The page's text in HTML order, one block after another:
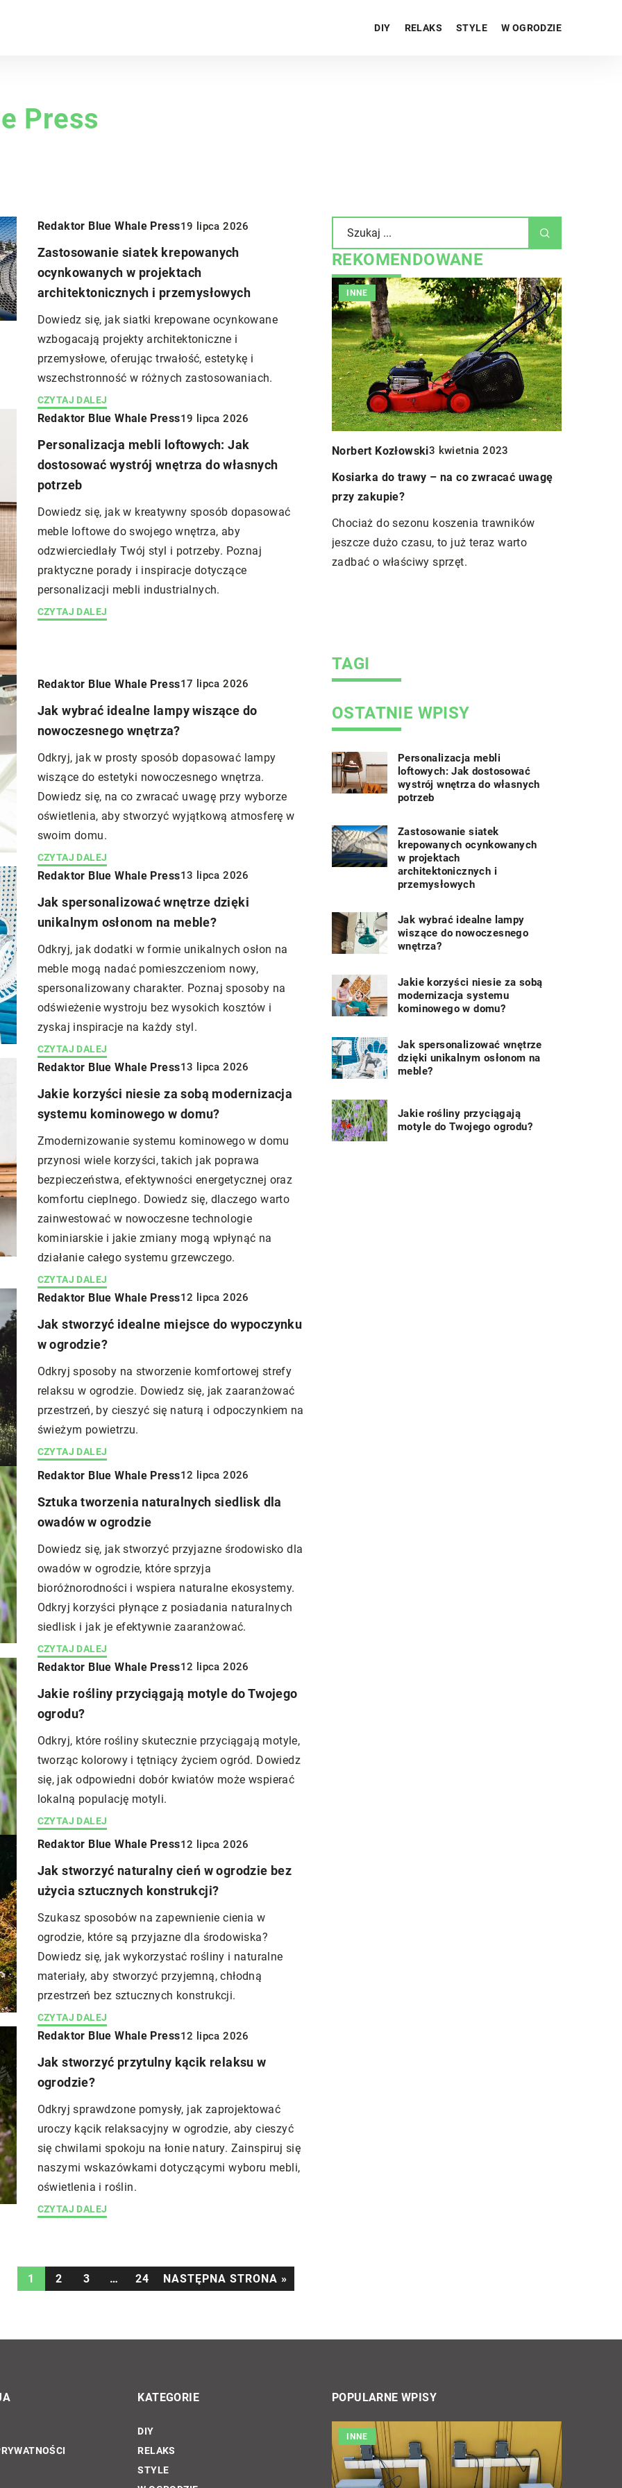
DIY RELAKS STYLE W OGRODZIE
Press
Redaktor Blue Whale Press19 lipca 2026
Zastosowanie siatek krepowanych
ocynkowanych w projektach
architektonicznych i przemysłowych
Dowiedz się, jak siatki krepowane ocynkowane
wzbogacają projekty architektoniczne i
przemysłowe, oferując trwałość, estetykę i
wszechstronność w różnych zastosowaniach.
CZYTAJ DALEJ
Redaktor Blue Whale Press19 lipca 2026
Personalizacja mebli loftowych: Jak
dostosować wystrój wnętrza do własnych
potrzeb
Dowiedz się, jak w kreatywny sposób dopasować
meble loftowe do swojego wnętrza, aby
odzwierciedlały Twój styl i potrzeby. Poznaj
praktyczne porady i inspiracje dotyczące
personalizacji mebli industrialnych.
CZYTAJ DALEJ
Redaktor Blue Whale Press17 lipca 2026
Jak wybrać idealne lampy wiszące do
nowoczesnego wnętrza?
Odkryj, jak w prosty sposób dopasować lampy
wiszące do estetyki nowoczesnego wnętrza.
Dowiedz się, na co zwracać uwagę przy wyborze
oświetlenia, aby stworzyć wyjątkową atmosferę w
swoim domu.
CZYTAJ DALEJ
Redaktor Blue Whale Press13 lipca 2026
Jak spersonalizować wnętrze dzięki
unikalnym osłonom na meble?
Odkryj, jak dodatki w formie unikalnych osłon na
meble mogą nadać pomieszczeniom nowy,
spersonalizowany charakter. Poznaj sposoby na
odświeżenie wystroju bez wysokich kosztów i
zyskaj inspiracje na każdy styl.
CZYTAJ DALEJ
Redaktor Blue Whale Press13 lipca 2026
Jakie korzyści niesie za sobą modernizacja
systemu kominowego w domu?
Zmodernizowanie systemu kominowego w domu
przynosi wiele korzyści, takich jak poprawa
bezpieczeństwa, efektywności energetycznej oraz
komfortu cieplnego. Dowiedz się, dlaczego warto
zainwestować w nowoczesne technologie
kominiarskie i jakie zmiany mogą wpłynąć na
działanie całego systemu grzewczego.
CZYTAJ DALEJ
Redaktor Blue Whale Press12 lipca 2026
Jak stworzyć idealne miejsce do wypoczynku
w ogrodzie?
Odkryj sposoby na stworzenie komfortowej strefy
relaksu w ogrodzie. Dowiedz się, jak zaaranżować
przestrzeń, by cieszyć się naturą i odpoczynkiem na
świeżym powietrzu.
CZYTAJ DALEJ
Redaktor Blue Whale Press12 lipca 2026
Sztuka tworzenia naturalnych siedlisk dla
owadów w ogrodzie
Dowiedz się, jak stworzyć przyjazne środowisko dla
owadów w ogrodzie, które sprzyja
bioróżnorodności i wspiera naturalne ekosystemy.
Odkryj korzyści płynące z posiadania naturalnych
siedlisk i jak je efektywnie zaaranżować.
CZYTAJ DALEJ
Redaktor Blue Whale Press12 lipca 2026
Jakie rośliny przyciągają motyle do Twojego
ogrodu?
Odkryj, które rośliny skutecznie przyciągają motyle,
tworząc kolorowy i tętniący życiem ogród. Dowiedz
się, jak odpowiedni dobór kwiatów może wspierać
lokalną populację motyli.
CZYTAJ DALEJ
Redaktor Blue Whale Press12 lipca 2026
Jak stworzyć naturalny cień w ogrodzie bez
użycia sztucznych konstrukcji?
Szukasz sposobów na zapewnienie cienia w
ogrodzie, które są przyjazne dla środowiska?
Dowiedz się, jak wykorzystać rośliny i naturalne
materiały, aby stworzyć przyjemną, chłodną
przestrzeń bez sztucznych konstrukcji.
CZYTAJ DALEJ
Redaktor Blue Whale Press12 lipca 2026
Jak stworzyć przytulny kącik relaksu w
ogrodzie?
Odkryj sprawdzone pomysły, jak zaprojektować
uroczy kącik relaksacyjny w ogrodzie, aby cieszyć
się chwilami spokoju na łonie natury. Zainspiruj się
naszymi wskazówkami dotyczącymi wyboru mebli,
oświetlenia i roślin.
CZYTAJ DALEJ
REKOMENDOWANE
2023
do ochłody
ogrodzie?
miejsca
ogrodzie może
Dowiedz
bezpieczne
pupila na
DIY
Jadwiga Wiśniewska 19 lutego 2024
czyszczenia podłóg bez użycia środków
chemicznych
Zapraszamy do lektury poradniku ekspertów
na temat efektywnego czyszczenia podłóg
Dowiedz się, jak utrzymać podłogę czystą i
INNE
Norbert Kozłowski3 kwietnia 2023
Kosiarka do trawy – na co zwracać uwagę
przy zakupie?
Chociaż do sezonu koszenia trawników
jeszcze dużo czasu, to już teraz warto
zadbać o właściwy sprzęt.
TAGI
OSTATNIE WPISY
Personalizacja mebli
loftowych: Jak dostosować
wystrój wnętrza do własnych
potrzeb
Zastosowanie siatek
krepowanych ocynkowanych
w projektach
architektonicznych i
przemysłowych
Jak wybrać idealne lampy
wiszące do nowoczesnego
wnętrza?
Jakie korzyści niesie za sobą
modernizacja systemu
kominowego w domu?
Jak spersonalizować wnętrze
dzięki unikalnym osłonom na
meble?
Jakie rośliny przyciągają
motyle do Twojego ogrodu?
1 2 3 … 24 NASTĘPNA STRONA »
KATEGORIE
DIY
RELAKS
STYLE
POPULARNE WPISY
INNE